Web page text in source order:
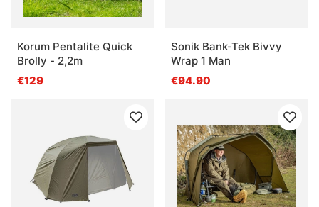
Korum Pentalite Quick
Brolly - 2,2m
€129
Sonik Bank-Tek Bivvy
Wrap 1 Man
€94.90